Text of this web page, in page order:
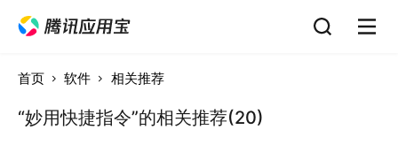
首页 软件 相关推荐
“妙用快捷指令”的相关推荐(20)